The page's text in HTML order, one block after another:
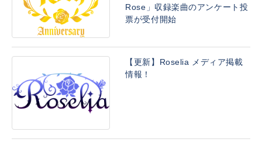
Rose」収録楽曲のアンケート投
票が受付開始
【更新】Roselia メディア掲載
情報！